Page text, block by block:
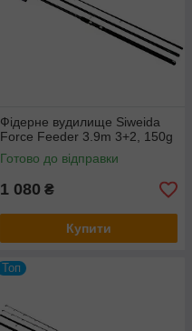
Фідерне вудилище Siweida
Force Feeder 3.9m 3+2, 150g
Готово до відправки
1 080 ₴
Купити
Топ